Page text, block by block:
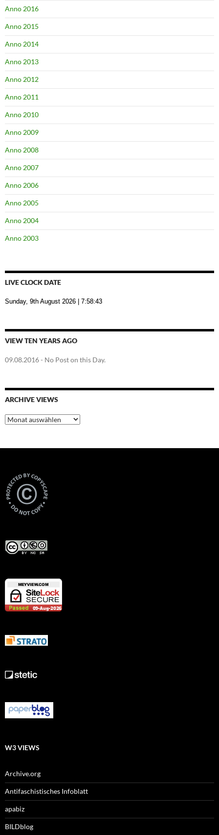
Anno 2016
Anno 2015
Anno 2014
Anno 2013
Anno 2012
Anno 2011
Anno 2010
Anno 2009
Anno 2008
Anno 2007
Anno 2006
Anno 2005
Anno 2004
Anno 2003
LIVE CLOCK DATE
Sunday, 9th August 2026 | 7:58:44
VIEW TEN YEARS AGO
09.08.2016- No Post on this Day.
ARCHIVE VIEWS
Archive
Views
W3 VIEWS
Archive.org
Antifaschistisches Infoblatt
apabiz
BILDblog